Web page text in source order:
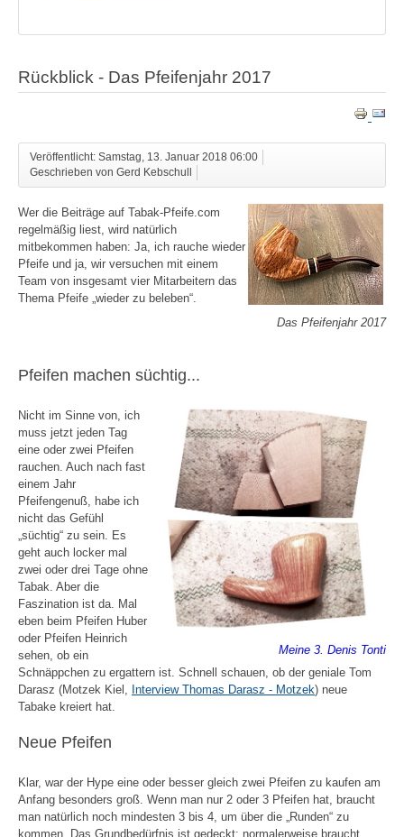
Rückblick - Das Pfeifenjahr 2017
Veröffentlicht: Samstag, 13. Januar 2018 06:00
Geschrieben von Gerd Kebschull
Das Pfeifenjahr 2017
Wer die Beiträge auf Tabak-Pfeife.com
regelmäßig liest, wird natürlich
mitbekommen haben: Ja, ich rauche wieder
Pfeife und ja, wir versuchen mit einem
Team von insgesamt vier Mitarbeitern das
Thema Pfeife „wieder zu beleben“.
Pfeifen machen süchtig...
Meine 3. Denis Tonti
Nicht im Sinne von, ich
muss jetzt jeden Tag
eine oder zwei Pfeifen
rauchen. Auch nach fast
einem Jahr
Pfeifengenuß, habe ich
nicht das Gefühl
„süchtig“ zu sein. Es
geht auch locker mal
zwei oder drei Tage ohne
Tabak. Aber die
Faszination ist da. Mal
eben beim Pfeifen Huber
oder Pfeifen Heinrich
sehen, ob ein
Schnäppchen zu ergattern ist. Schnell schauen, ob der geniale Tom
Darasz (Motzek Kiel,
Interview Thomas Darasz - Motzek) neue
Tabake kreiert hat.
Neue Pfeifen
Klar, war der Hype eine oder besser gleich zwei Pfeifen zu kaufen am
Anfang besonders groß. Wenn man nur 2 oder 3 Pfeifen hat, braucht
man natürlich noch mindesten 3 bis 4, um über die „Runden“ zu
kommen. Das Grundbedürfnis ist gedeckt; normalerweise braucht